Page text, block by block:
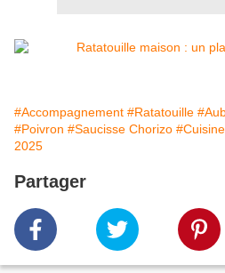
#Accompagnement #Ratatouille
#Poivron #Saucisse Chorizo
2025
Partager